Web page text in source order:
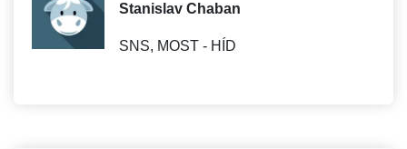
Stanislav Chaban
SNS, MOST - HÍD